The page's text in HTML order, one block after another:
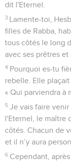
dit l'Eternel.
3 Lamente-toi,
filles de Rabba,
tous côtés le long
avec ses prêtres et
4 Pourquoi es-tu
rebelle. Elle plaçait
« Qui parviendra à
5 Je vais faire venir
l'Eternel, le maître
côtés. Chacun de
et il n’y aura
6 Cependant,